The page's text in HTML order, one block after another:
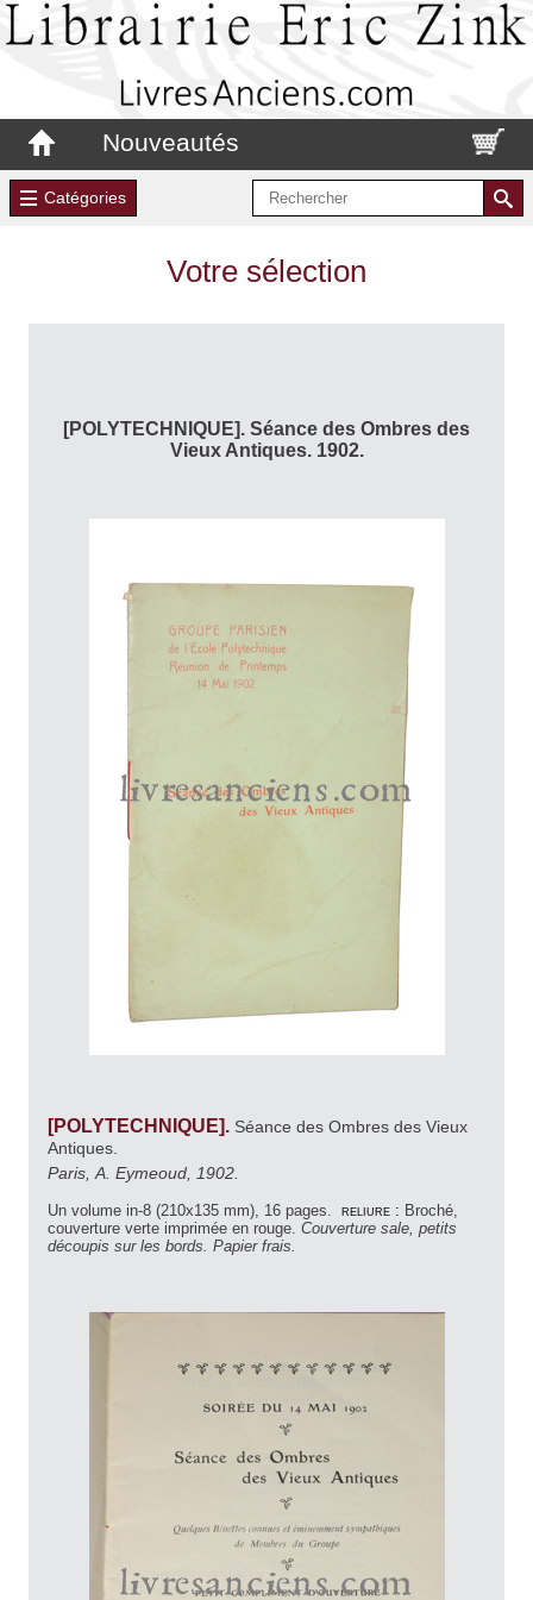
Nouveautés
Catégories
Votre sélection
[POLYTECHNIQUE]. Séance des Ombres des
Vieux Antiques. 1902.
[POLYTECHNIQUE]. Séance des Ombres des Vieux
Antiques.
Paris, A. Eymeoud, 1902.
Un volume in-8 (210x135 mm), 16 pages. reliure : Broché,
couverture verte imprimée en rouge. Couverture sale, petits
découpis sur les bords. Papier frais.